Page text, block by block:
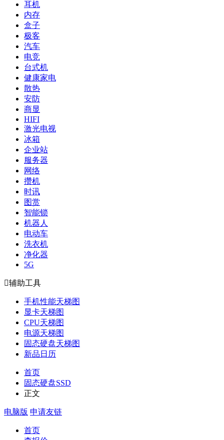
耳机
内存
盒子
极客
汽车
电竞
台式机
健康家电
散热
安防
商显
HIFI
激光电视
冰箱
企业站
服务器
网络
攒机
时讯
图赏
智能锁
机器人
电动车
洗衣机
净化器
5G
辅助工具
手机性能天梯图
显卡天梯图
CPU天梯图
电源天梯图
固态硬盘天梯图
新品日历
首页
固态硬盘SSD
正文
电脑版 申请友链
首页